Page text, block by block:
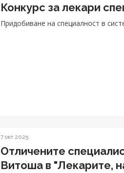
Конкурс за лекари
Придобиване на специалност в
7 окт 2025
Отличените
Витоша в "Лекарите,